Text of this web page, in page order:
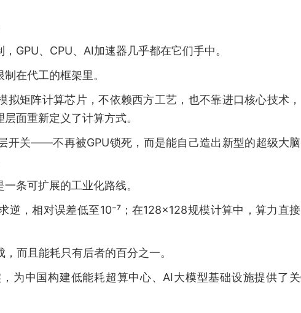
GPU、CPU、AI加速器几乎都在它们手中。
在代工的框架里。
拟矩阵计算芯片，不依赖西方工艺，也不靠进口核心技术
面重新定义了计算方式。
开关——不再被GPU锁死，而是能自己造出新型的超级大
条可扩展的工业化路线。
逆，相对误差低至10⁻⁷；在128×128规模计算中，算力直
而且能耗只有后者的百分之一。
为中国构建低能耗超算中心、AI大模型基础设施提供了